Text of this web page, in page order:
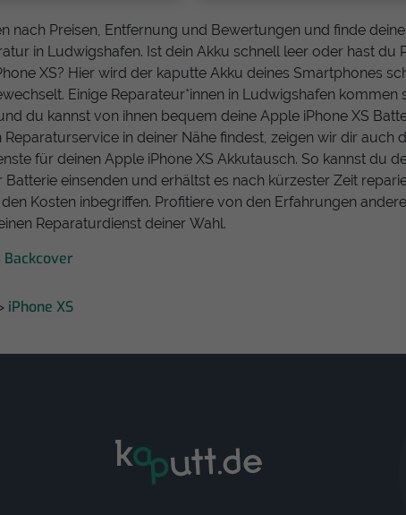
nach Preisen, Entfernung und Bewertungen und finde
in Ludwigshafen. Ist dein Akku schnell leer oder hast du
XS? Hier wird der kaputte Akku deines Smartphones
Einige Reparateur*innen in Ludwigshafen kommen
du kannst von ihnen bequem deine Apple iPhone XS
Reparaturservice in deiner Nähe findest, zeigen wir dir auch
für deinen Apple iPhone XS Akkutausch. So kannst du
Batterie einsenden und erhältst es nach kürzester Zeit
Kosten inbegriffen. Profitiere von den Erfahrungen
Reparaturdienst deiner Wahl.
Backcover
iPhone XS